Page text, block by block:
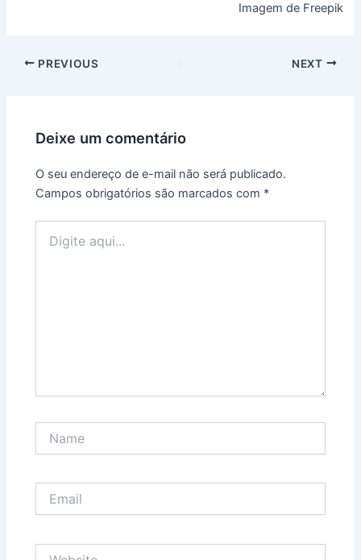
Imagem de Freepik
PREVIOUS NEXT
Deixe um comentário
O seu endereço de e-mail não será publicado.
Campos obrigatórios são marcados com *
aqui...